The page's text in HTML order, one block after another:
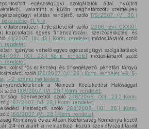
egészségügyi szolgáltatók által nyújtott
valamint a külön meghatározott személyek
ellátás rendjéről szóló175/2007. (VI. 30.)
11. §-a
ellátórendszer fejlesztéséről szóló 2006. évi CXXXII.
kapcsolatos egyes finanszírozási, szerződéskötési és
41/2007. (III. 13.) Korm. rendelet módosításáról szóló
rendelet
igénybe vehető egyes egészségügyi szolgáltatások
1997. (XII. 23.) Korm. rendeletmódosításáról szóló
rendelet
kölcsönös egészség és önsegélyező pénztári tárgyú
szóló 170/2007. (VI. 29.) Korm. rendelet 1–8. §-
1–2. számú melléklete
a Nemzeti Közlekedési Hatósággal
szóló 168/2007. (VI. 28.) Korm. rendelet
Szervezetről szóló 278/2006. (XII. 23.) Korm.
167/2007. (VI. 28.) Korm. rendelet
Hatóságról szóló
263/2006. (XII. 20.) Korm.
166/2007. (VI. 28.) Korm. rendelet
Kormánya és az Albán Köztársaság Kormánya között
24-én aláírt, a nemzetközi közúti személyszállításról